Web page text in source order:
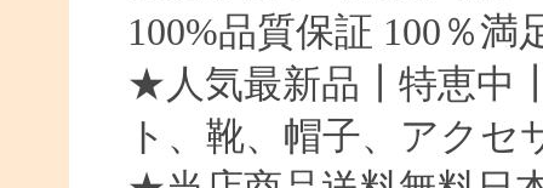
100%品質保証 100％満
★人気最新品┃特恵中
ト、靴、帽子、アク